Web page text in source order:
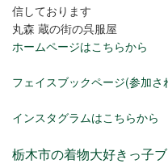
信しております
丸森 蔵の街の呉服屋
ホームページはこちらから
フェイスブックページ(参加
インスタグラムはこちらから
栃木市の着物大好きっ子